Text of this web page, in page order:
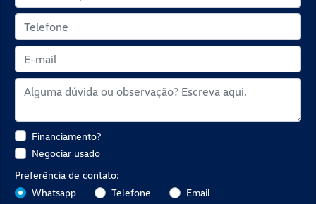
Financiamento?
Negociar usado
Preferência de contato:
Whatsapp
Telefone Email